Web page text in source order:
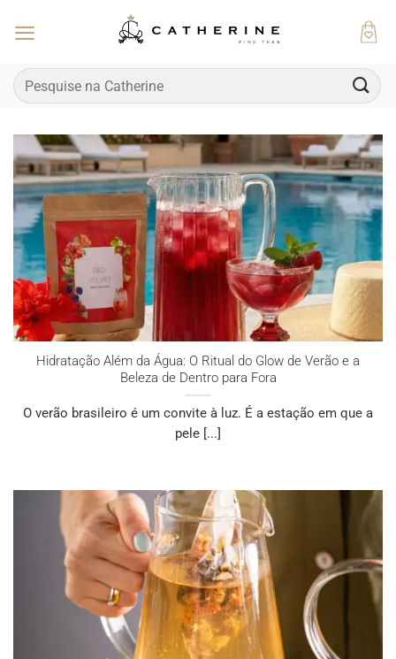
Pesquisar
por:
Hidratação Além da Água: O Ritual do Glow de Verão e a
Beleza de Dentro para Fora
O verão brasileiro é um convite à luz. É a estação em que a
pele [...]